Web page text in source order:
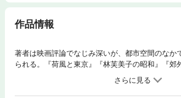
作品情報
著者は映画評論でなじみ深いが、都市空間のなか
られる。『荷風と東京』『林芙美子の昭和』『郊
だが、その向こうに原風景を求めてひとり歩くと